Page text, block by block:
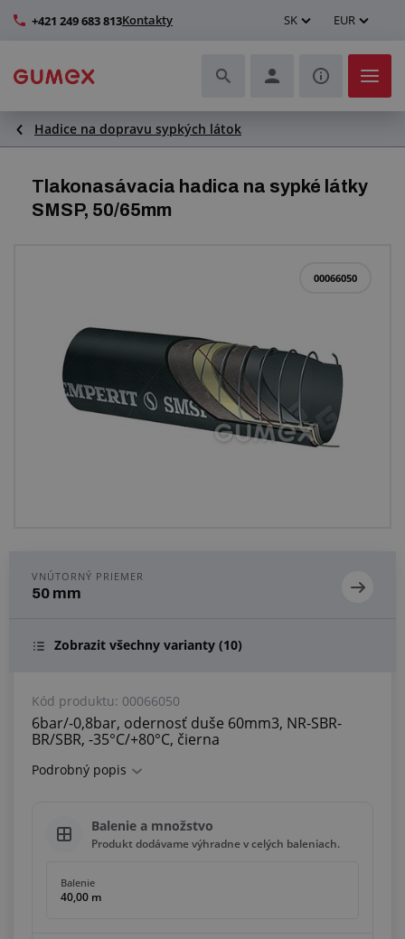
+421 249 683 813Kontakty SK EUR
Hadice a ich kompletizácia
Profily a výroba tesnení
Lepšie pracovné prostredie
Ďalšie gumové a plastové výrobky
Centrum dopytov
Hadice na dopravu sypkých látok
Tlakonasávacia hadica na sypké látky
SMSP, 50/65mm
00066050
VNÚTORNÝ PRIEMER
50 mm
Zobrazit všechny varianty (10)
Kód produktu: 00066050
6bar/-0,8bar, odernosť duše 60mm3, NR-SBR-
BR/SBR, -35°C/+80°C, čierna
Podrobný popis
Balenie a množstvo
Produkt dodávame výhradne v celých baleniach.
Balenie
40,00 m